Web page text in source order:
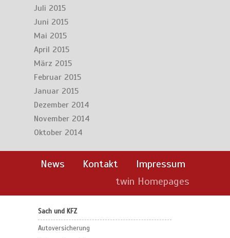
Juli 2015
Juni 2015
Mai 2015
April 2015
März 2015
Februar 2015
Januar 2015
Dezember 2014
November 2014
Oktober 2014
News Kontakt
Impressum
twin Homepages
Sach und KFZ
Autoversicherung